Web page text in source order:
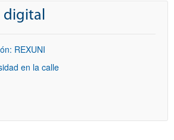
digital
REXUNI
en la calle